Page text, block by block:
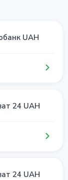
UAH
24 UAH
24 UAH